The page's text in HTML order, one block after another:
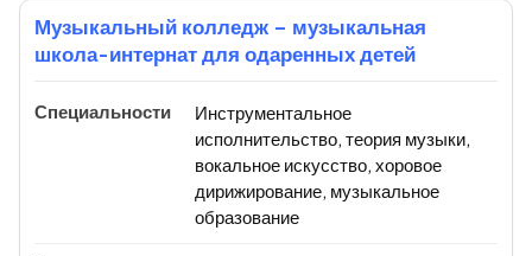
Музыкальный колледж – музыкальная
школа-интернат для одаренных детей
Инструментальное
исполнительство, теория музыки,
вокальное искусство, хоровое
дирижирование, музыкальное
образование